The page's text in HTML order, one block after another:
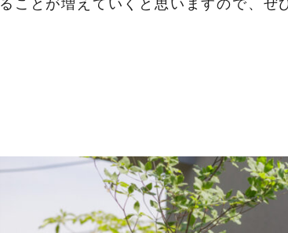
ることが増えていくと思いますので、ぜ